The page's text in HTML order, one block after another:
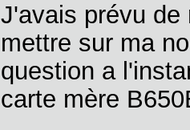
J'avais prévu de
mettre sur ma
question a
carte mère